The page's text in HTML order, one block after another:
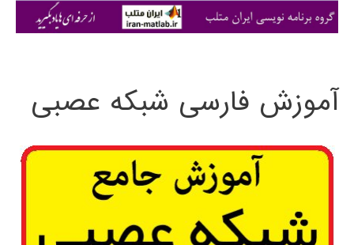
ی
آموزش فارسی شبکه عصبی